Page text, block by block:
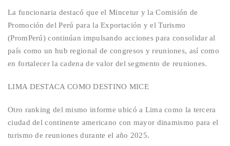
La funcionaria destacó que el Mincetur y la Comisión de
Promoción del Perú para la Exportación y el Turismo
(PromPerú) continúan impulsando acciones para consolidar al
país como un hub regional de congresos y reuniones, así como
en fortalecer la cadena de valor del segmento de reuniones.
LIMA DESTACA COMO DESTINO MICE
Otro ranking del mismo informe ubicó a Lima como la tercera
ciudad del continente americano con mayor dinamismo para el
turismo de reuniones durante el año 2025.